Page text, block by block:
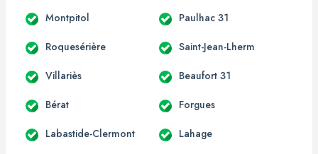
Montpitol Paulhac 31
Roquesérière Saint-Jean-Lherm
Villariès Beaufort 31
Bérat Forgues
Labastide-Clermont Lahage